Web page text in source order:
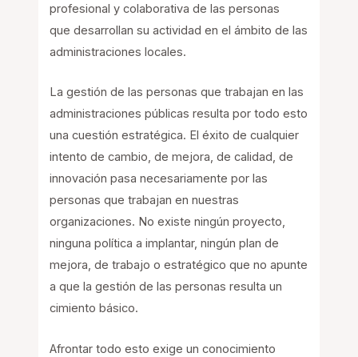
profesional y colaborativa de las personas
que desarrollan su actividad en el ámbito de las
administraciones locales.
La gestión de las personas que trabajan en las
administraciones públicas resulta por todo esto
una cuestión estratégica. El éxito de cualquier
intento de cambio, de mejora, de calidad, de
innovación pasa necesariamente por las
personas que trabajan en nuestras
organizaciones. No existe ningún proyecto,
ninguna política a implantar, ningún plan de
mejora, de trabajo o estratégico que no apunte
a que la gestión de las personas resulta un
cimiento básico.
Afrontar todo esto exige un conocimiento